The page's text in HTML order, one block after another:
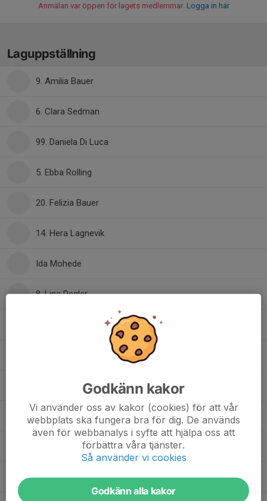
Anmälan var öppen för lagets medlemmar. Logga in här
Laguppställning
9. Amilia Bauer
6. Clara Sedman
99. Daniela Di Luca
5. Ebba Rolling
20. Felizia Bauer
14. Hera Lagnevik
Ida Mohede
8. Lina Pegler
1. Sandra Lindahl
18. Sarah Lyppert Thomsson
10. Simona Ågren
Tilda Pegler
Godkänn kakor
Vi använder oss av kakor (cookies) för att vår
webbplats ska fungera bra för dig. De används
även för webbanalys i syfte att hjälpa oss att
förbättra våra tjänster.
Så använder vi cookies
Godkänn alla kakor